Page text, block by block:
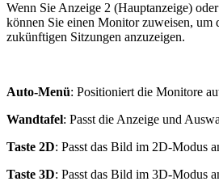
Wenn Sie Anzeige 2 (Hauptanzeige)
können Sie einen Monitor zuweisen, um
zukünftigen Sitzungen anzuzeigen.
Auto-Menü: Positioniert die Monitore
Wandtafel: Passt die Anzeige und
Taste 2D: Passt das Bild im 2D-Modus
Taste 3D: Passt das Bild im 3D-Modus